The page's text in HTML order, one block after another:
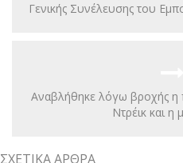
Γενικής Συνέλευσης του
Αναβλήθηκε λόγω βροχής η
Ντρέικ και η
ΣΧΕΤΙΚΆ ΆΡΘΡΑ